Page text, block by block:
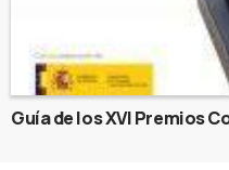
Guía de los XVI Premios